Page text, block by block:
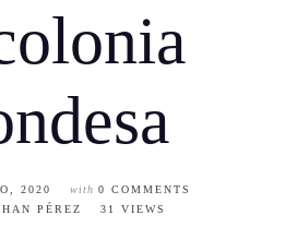
2020 with 0 COMMENTS
PÉREZ 31 VIEWS